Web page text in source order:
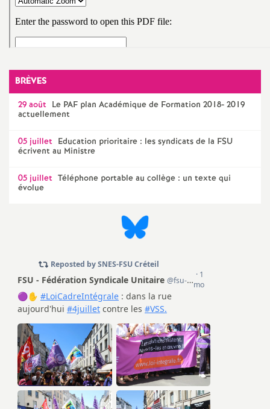
BRÈVES
29 août Le PAF plan Académique de Formation 2018- 2019
actuellement
05 juillet Education prioritaire : les syndicats de la FSU
écrivent au Ministre
05 juillet Téléphone portable au collège : un texte qui
évolue